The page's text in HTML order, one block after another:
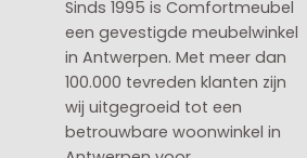
Sinds 1995 is Comfortmeubel
een gevestigde meubelwinkel
in Antwerpen. Met meer dan
100.000 tevreden klanten zijn
wij uitgegroeid tot een
betrouwbare woonwinkel in